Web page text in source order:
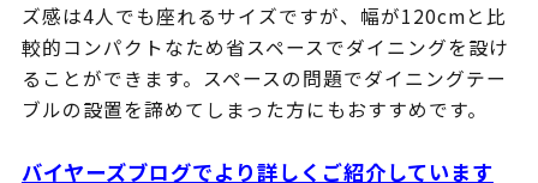
ズ感は4人でも座れるサイズですが、幅が120cmと比
較的コンパクトなため省スペースでダイニングを設け
ることができます。スペースの問題でダイニングテー
ブルの設置を諦めてしまった方にもおすすめです。
バイヤーズブログでより詳しくご紹介しています